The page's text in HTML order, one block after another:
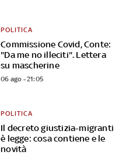
Commissione Covid, Conte:
"Da me no illeciti". Lettera
su mascherine
POLITICA
06 ago - 21:05
Il decreto giustizia-migranti
è legge: cosa contiene e le
novità
POLITICA